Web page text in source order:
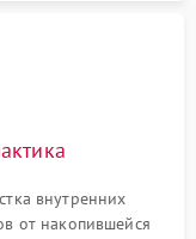
внутренних
от накопившейся